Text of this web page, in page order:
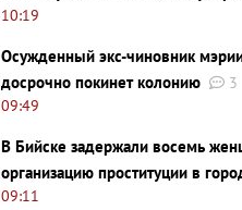
10:19
Осужденный экс-чиновник
досрочно покинет колонию
3
09:49
В Бийске задержали восемь
организацию проституции в
09:11